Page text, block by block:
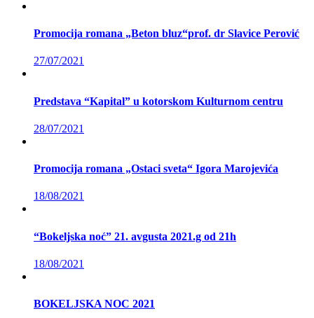
Promocija romana „Beton bluz“prof. dr Slavice Perović
27/07/2021
Predstava “Kapital” u kotorskom Kulturnom centru
28/07/2021
Promocija romana „Ostaci sveta“ Igora Marojevića
18/08/2021
“Bokeljska noć” 21. avgusta 2021.g od 21h
18/08/2021
BOKELJSKA NOC 2021